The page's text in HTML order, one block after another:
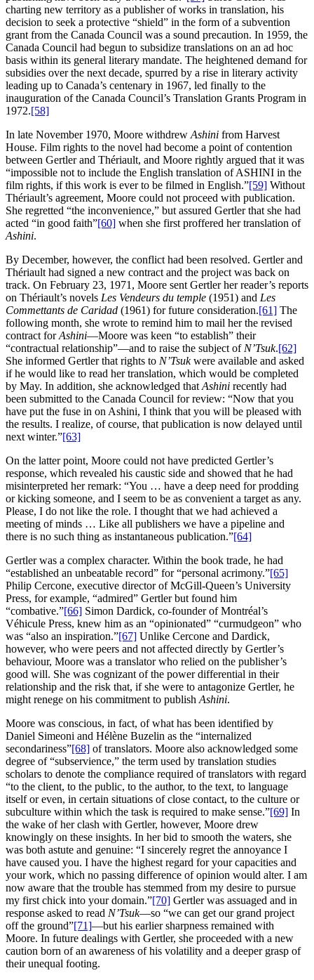
charting new territory as a publisher of works in translation, his
decision to seek a protective “shield” in the form of a subvention
grant from the Canada Council was a sound precaution. In 1959, the
Canada Council had begun to subsidize translations on an ad hoc
basis within its general literary mandate. The heightened demand for
subsidies over the next decade, spurred by a rise in literary activity
leading up to Canada’s centenary in 1967, led finally to the
inauguration of the Canada Council’s Translation Grants Program in
1972.[58]
In late November 1970, Moore withdrew Ashini from Harvest
House. Film rights to the novel had become a point of contention
between Gertler and Thériault, and Moore rightly argued that it was
“impossible not to include the English translation of ASHINI in the
film rights, if this work is ever to be filmed in English.”[59] Without
Thériault’s agreement, Moore could not proceed with publication.
She regretted “the inconvenience,” but assured Gertler that she had
acted “in good faith”[60] when she first proffered her translation of
Ashini.
By December, however, the conflict had been resolved. Gertler and
Thériault had signed a new contract and the project was back on
track. On February 23, 1971, Moore sent Gertler her reader’s reports
on Thériault’s novels Les Vendeurs du temple (1951) and Les
Commettants de Caridad (1961) for future consideration.[61] The
following month, she wrote to remind him to mail her the revised
contract forAshini—Moore was keen “to establish” their
“contractual relationship”—and to raise the subject of N’Tsuk.[62]
She informed Gertler that rights to N’Tsukwere available and asked
if he would like to read her translation, which would be completed
by May. In addition, she acknowledged that Ashini recently had
been submitted to the Canada Council for review: “Now that you
have put the fuse in on Ashini, I think that you will be pleased with
the results. I realize, of course, that publication is now delayed until
next winter.”[63]
On the latter point, Moore could not have predicted Gertler’s
response, which revealed his caustic side and showed that he had
misinterpreted her remark: “You … have a deep need for prodding
or kicking someone, and I seem to be as convenient a target as any.
Please, I do not like the role. I thought that we had achieved a
meeting of minds … Like all publishers we have a pipeline and
there is no such thing as instantaneous publication.”[64]
Gertler was a complex character. Within the book trade, he had
“established an unbeatable record” for “personal acrimony.”[65]
Philip Cercone, executive director of McGill‑Queen’s University
Press, for example, “admired” Gertler but found him
“combative.”[66] Simon Dardick, co‑founder of Montréal’s
Véhicule Press, knew him as an “opinionated” “curmudgeon” who
was “also an inspiration.”[67] Unlike Cercone and Dardick,
however, who were peers and not affected directly by Gertler’s
behaviour, Moore was a translator who relied on the publisher’s
good will. She was cognizant of the power differential in their
relationship and the risk that, if she were to antagonize Gertler, he
might renege on his commitment to publish Ashini.
Moore was conscious, in fact, of what has been identified by
Daniel Simeoni and Hélène Buzelin as the “internalized
secondariness”[68] of translators. Moore also acknowledged some
degree of “subservience,” the term used by translation studies
scholars to denote the compliance required of translators with regard
“to the client, to the public, to the author, to the text, to language
itself or even, in certain situations of close contact, to the culture or
subculture within which the task is required to make sense.”[69] In
the wake of her clash with Gertler, however, Moore drew
knowingly on these insights. In her bid to smooth the waters, she
was both astute and genuine: “I sincerely regret the annoyance I
have caused you. I have the highest regard for your capacities and
your work, which no passing difference of opinion would alter. I am
now aware that the trouble has stemmed from my desire to pursue
my first chick into your domain.”[70] Gertler was assuaged and in
response asked to read N’Tsuk—so “we can get our grand project
off the ground”[71]—but his earlier sharpness remained with
Moore. In future dealings with Gertler, she proceeded with a new
caution born of an awareness of his volatility and a deeper grasp of
their unequal footing.